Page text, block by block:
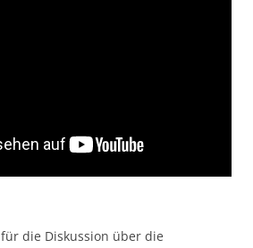
für die Diskussion über die